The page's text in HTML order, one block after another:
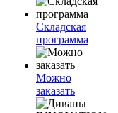
Складская
программа
Можно
заказать